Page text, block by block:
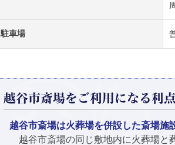
駐車場
越谷市斎場をご利用になる利点
越谷市斎場は火葬場を併設した斎場施
越谷市斎場の同じ敷地内に火葬場と